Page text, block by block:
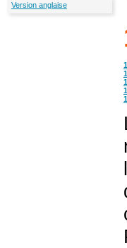
Version anglaise